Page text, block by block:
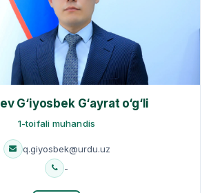
G‘iyosbek G‘ayrat o‘g‘li
1-toifali muhandis
q.giyosbek@urdu.uz
-